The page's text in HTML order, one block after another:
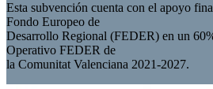
Esta subvención cuenta con el apoyo
Fondo Europeo de
Desarrollo Regional (FEDER) en un
Operativo FEDER de
la Comunitat Valenciana 2021-2027.